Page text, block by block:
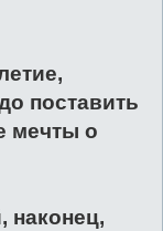
поставить
мечты о
наконец,